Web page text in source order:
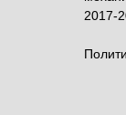
2017-